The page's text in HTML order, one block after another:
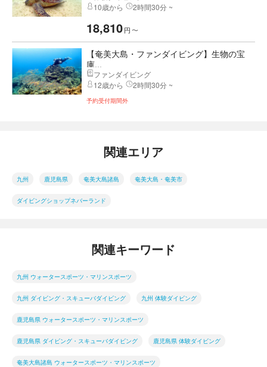
10歳から
2時間30分 ~
18,810円 〜
【奄美大島・ファンダイビング】生物の宝
庫...
ファンダイビング
12歳から
2時間30分 ~
予約受付期間外
関連エリア
九州 鹿児島県 奄美大島諸島 奄美大島・奄美市
ダイビングショップネバーランド
関連キーワード
九州 ウォータースポーツ・マリンスポーツ
九州 ダイビング・スキューバダイビング 九州 体験ダイビング
鹿児島県 ウォータースポーツ・マリンスポーツ
鹿児島県 ダイビング・スキューバダイビング 鹿児島県 体験ダイビング
奄美大島諸島 ウォータースポーツ・マリンスポーツ